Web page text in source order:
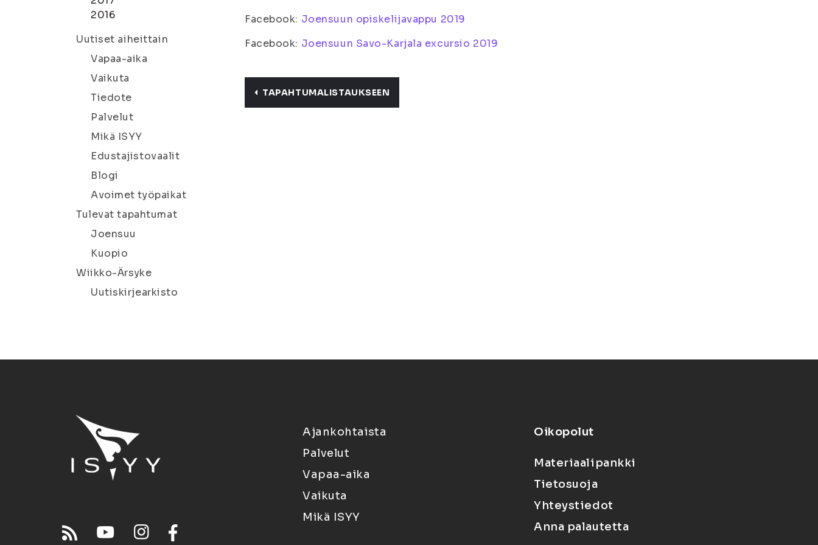
2016
Uutiset aiheittain
Vapaa-aika
Vaikuta
Tiedote
Palvelut
Mikä ISYY
Edustajistovaalit
Blogi
Avoimet työpaikat
Tulevat tapahtumat
Joensuu
Kuopio
Wiikko-Ärsyke
Uutiskirjearkisto
Facebook: Joensuun opiskelijavappu 2019
Facebook: Joensuun Savo-Karjala excursio 2019
TAPAHTUMALISTAUKSEEN
Ajankohtaista
Palvelut
Vapaa-aika
Vaikuta
Mikä ISYY
Oikopolut
Materiaalipankki
Tietosuoja
Yhteystiedot
Anna palautetta